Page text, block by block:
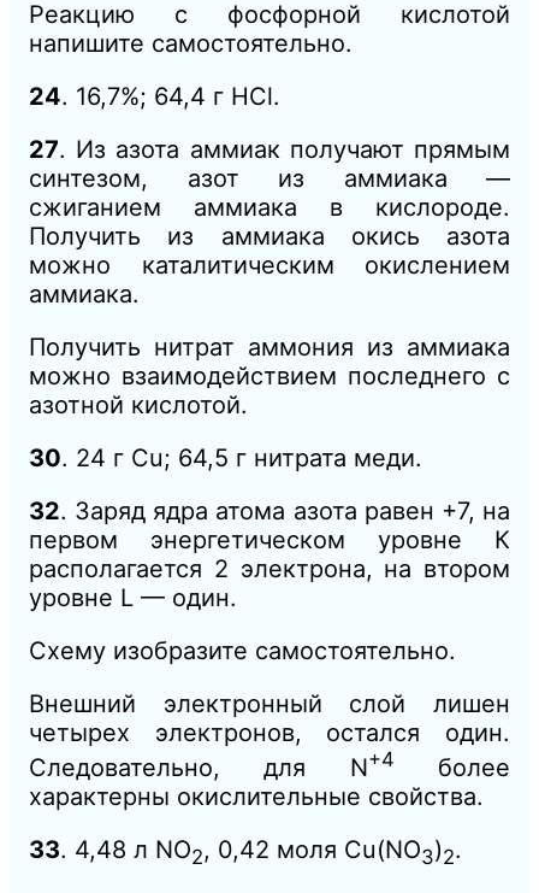
Реакцию с фосфорной кислотой
напишите самостоятельно.
24. 16,7%; 64,4 г НСl.
27. Из азота аммиак получают прямым
синтезом, азот из аммиака —
сжиганием аммиака в кислороде.
Получить из аммиака окись азота
можно каталитическим окислением
аммиака.
Получить нитрат аммония из аммиака
можно взаимодействием последнего с
азотной кислотой.
30. 24 г Сu; 64,5 г нитрата меди.
32. Заряд ядра атома азота равен +7, на
первом энергетическом уровне К
располагается 2 электрона, на втором
уровне L — один.
Схему изобразите самостоятельно.
Внешний электронный слой лишен
четырех электронов, остался один.
Следовательно, для N+4
более
характерны окислительные свойства.
33. 4,48 л NO2, 0,42 моля Cu(NO3)2.